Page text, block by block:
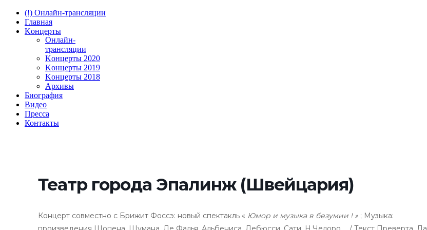
(!) Онлайн-трансляции
Главная
Kонцерты
Онлайн-
трансляции
Kонцерты 2020
Kонцерты 2019
Kонцерты 2018
Архивы
Биография
Видео
Пресса
Контакты
Театр города Эпалинж (Швейцария)
Концерт совместно с Брижит Фоссэ: новый спектакль « Юмор и музыка в безумии ! » ; Музыка: